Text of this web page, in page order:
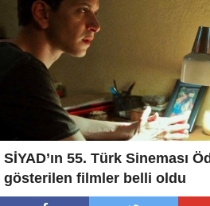
SİYAD’ın 55. Türk Sineması
gösterilen filmler belli oldu